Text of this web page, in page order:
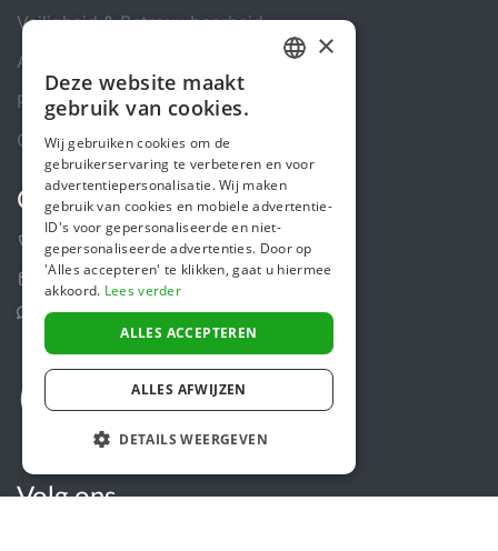
Veiligheid & Betrouwbaarheid
Algemene voorwaarden
Privacybeleid
Cookiebeleid
Contact
+31 (0)85 488 4765
Contactformulier
Helpcentrum
Volg ons
ENGLISH
×
Deze website maakt
gebruik van cookies.
Wij gebruiken cookies om de
gebruikerservaring te verbeteren en voor
advertentiepersonalisatie. Wij maken
gebruik van cookies en mobiele advertentie-
ID's voor gepersonaliseerde en niet-
gepersonaliseerde advertenties. Door op
'Alles accepteren' te klikken, gaat u hiermee
akkoord. Lees verder
ALLES ACCEPTEREN
ALLES AFWIJZEN
DETAILS WEERGEVEN